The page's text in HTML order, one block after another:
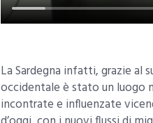
La Sardegna infatti, grazie al
occidentale è stato un luogo
incontrate e influenzate